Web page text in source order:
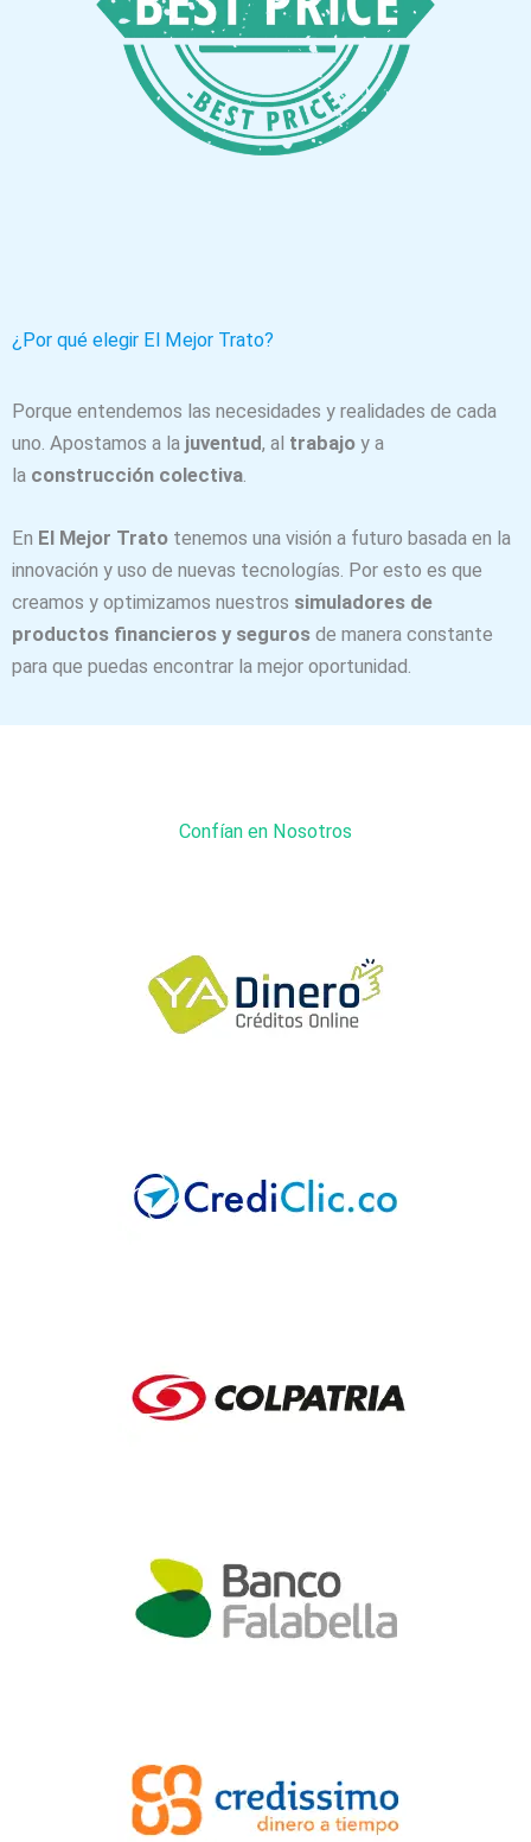
¿Por qué elegir El Mejor Trato?
Porque entendemos las necesidades y realidades de cada
uno. Apostamos a la juventud, al trabajo y a
la construcción colectiva
En El Mejor Trato tenemos una visión a futuro basada en la
innovación y uso de nuevas tecnologías. Por esto es que
creamos y optimizamos nuestros simuladores de
productos financieros y seguros de manera constante
para que puedas encontrar la mejor oportunidad.
Confían en Nosotros